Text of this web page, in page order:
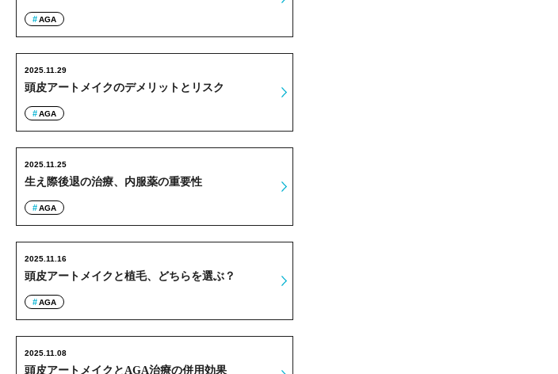
AGA
頭皮アートメイクのデメリットとリスク
2025.11.29
AGA
生え際後退の治療、内服薬の重要性
2025.11.25
AGA
頭皮アートメイクと植毛、どちらを選ぶ？
2025.11.16
AGA
頭皮アートメイクとAGA治療の併用効果
2025.11.08